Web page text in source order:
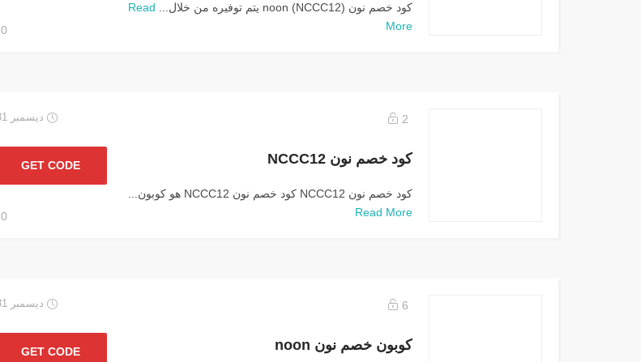
كود خصم نون noon (NCCC12) يتم توفيره من خلال...
Read
More
0
2
كود خصم نون NCCC12
كود خصم نون NCCC12 كود خصم نون NCCC12 هو كوبون...
Read More
ديسمبر 31, 2026
GET CODE
0
6
كوبون خصم نون noon
ديسمبر 31, 2026
GET CODE